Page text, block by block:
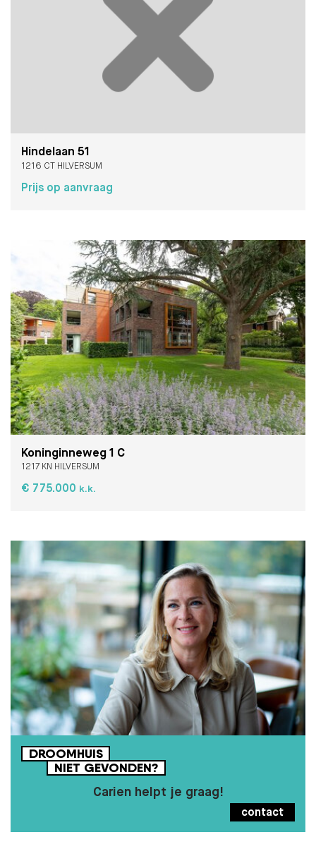
Hindelaan 51
1216 CT HILVERSUM
Prijs op aanvraag
Koninginneweg 1 C
1217 KN HILVERSUM
€ 775.000 k.k.
DROOMHUIS
NIET GEVONDEN?
Carien helpt je graag!
contact